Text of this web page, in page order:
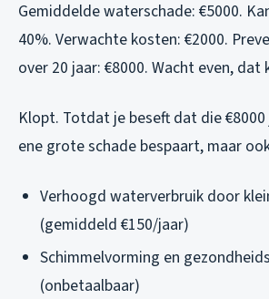
Gemiddelde waterschade: €5000.
40%. Verwachte kosten: €2000.
over 20 jaar: €8000. Wacht even, dat
Klopt. Totdat je beseft dat die
ene grote schade bespaart, maar
Verhoogd waterverbruik door
(gemiddeld €150/jaar)
Schimmelvorming en
(onbetaalbaar)